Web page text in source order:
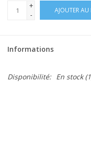
+
-
AJOUTER AU
Informations
Disponibilité: En stock